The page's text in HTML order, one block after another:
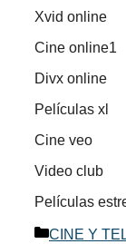
Xvid online
Cine online1
Divx online
Películas xl
Cine veo
Video club
Películas
Categorías
CINE Y